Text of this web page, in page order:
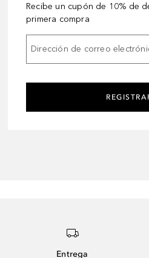
Recibe un cupón de 10% de
primera compra
Dirección de correo
Entrega